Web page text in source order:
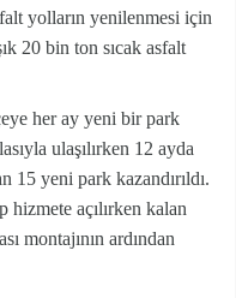
yolların yenilenmesi için
20 bin ton sıcak asfalt
her ay yeni bir park
ulaşılırken 12 ayda
15 yeni park kazandırıldı.
hizmete açılırken kalan
montajının ardından